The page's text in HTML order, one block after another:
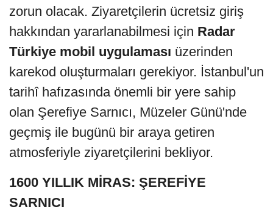
zorun olacak. Ziyaretçilerin ücretsiz giriş
hakkından yararlanabilmesi için Radar
Türkiye mobil uygulaması üzerinden
karekod oluşturmaları gerekiyor. İstanbul'un
tarihî hafızasında önemli bir yere sahip
olan Şerefiye Sarnıcı, Müzeler Günü'nde
geçmiş ile bugünü bir araya getiren
atmosferiyle ziyaretçilerini bekliyor.
1600 YILLIK MİRAS: ŞEREFİYE
SARNICI